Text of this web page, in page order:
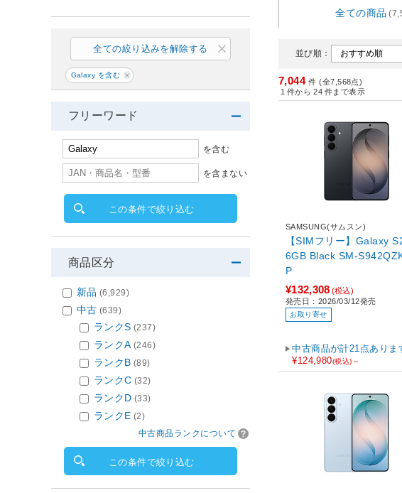
全ての商品
並び順：
7,044 件 (全7,568点)
1 件から 24 件まで表示
SAMSUNG(サムスン)
【SIMフリー】Galaxy
6GB Black SM-S942QZKESJ
P
¥132,308 (税込)
発売日：2026/03/12発売
お取り寄せ
中古商品が計21点ありま
¥124,980(税込)～
全ての絞り込みを解除する
Galaxy を含む
フリーワード
を含む
を含まない
この条件で絞り込む
商品区分
新品 (6,929)
中古 (639)
ランクS (237)
ランクA (246)
ランクB (89)
ランクC (32)
ランクD (33)
ランクE (2)
中古商品ランクについて
この条件で絞り込む